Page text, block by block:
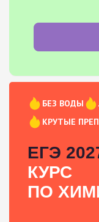
БЕЗ ВОДЫ
КРУТЫЕ
ЕГЭ
КУРС
ПО